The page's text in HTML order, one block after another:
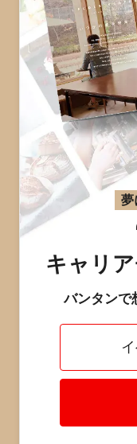
夢
キャリ
バンタンで